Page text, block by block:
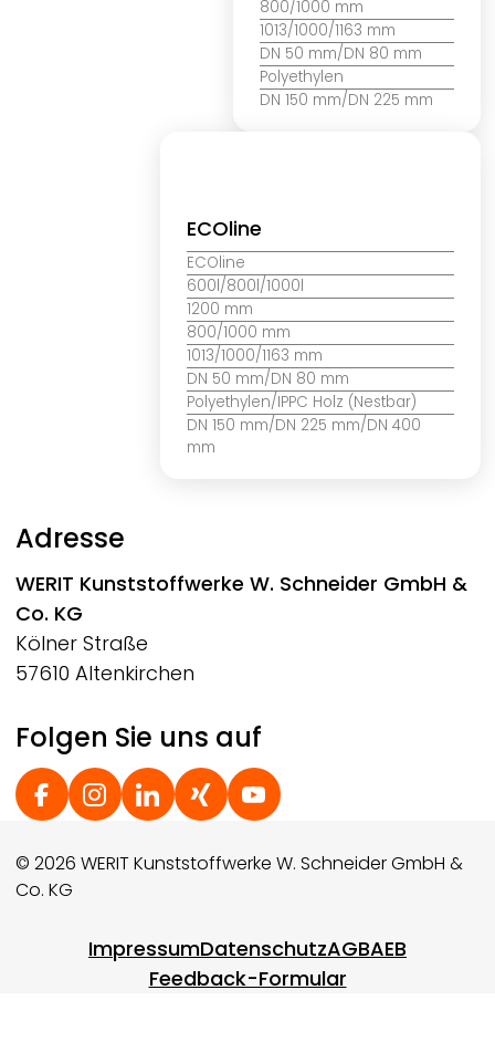
800/1000 mm
1013/1000/1163 mm
DN 50 mm/DN 80 mm
Polyethylen
DN 150 mm/DN 225 mm
ECOline
ECOline
600l/800l/1000l
1200 mm
800/1000 mm
1013/1000/1163 mm
DN 50 mm/DN 80 mm
Polyethylen/IPPC Holz (Nestbar)
DN 150 mm/DN 225 mm/DN 400
mm
Adresse
WERIT Kunststoffwerke W. Schneider GmbH &
Co. KG
Kölner Straße
57610 Altenkirchen
Folgen Sie uns auf
Social Footer
© 2026 WERIT Kunststoffwerke W. Schneider GmbH &
Co. KG
Footer menuImpressumDatenschutzAGBAEB
Feedback-Formular